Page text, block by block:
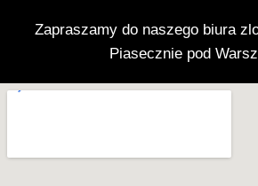
Zapraszamy do naszego biura
Piasecznie pod